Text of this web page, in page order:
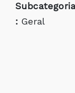
: Geral